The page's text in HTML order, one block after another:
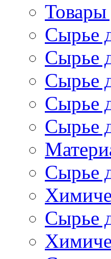
Товары
Сырье
Сырье
Сырье
Сырье
Сырье
Сырье
Сырье